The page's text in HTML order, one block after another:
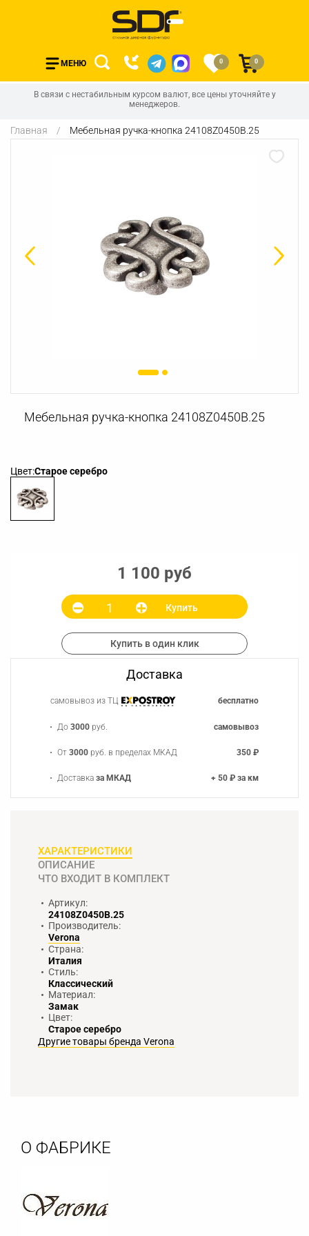
МЕНЮ 0 0
В связи с нестабильным курсом валют, все цены уточняйте у
менеджеров.
Главная Мебельная ручка-кнопка 24108Z0450B.25
Мебельная ручка-кнопка 24108Z0450B.25
Цвет:Старое серебро
1 100 руб
Купить
Купить в один клик
Доставка
самовывоз из ТЦ бесплатно
До3000 руб. самовывоз
От3000 руб. в пределах МКАД 350 ₽
Доставказа МКАД + 50 ₽ за км
ХАРАКТЕРИСТИКИ
ОПИСАНИЕ
ЧТО ВХОДИТ В КОМПЛЕКТ
Артикул:
24108Z0450B.25
Производитель:
Verona
Страна:
Италия
Стиль:
Классический
Материал:
Замак
Цвет:
Старое серебро
Другие товары бренда Verona
О ФАБРИКЕ